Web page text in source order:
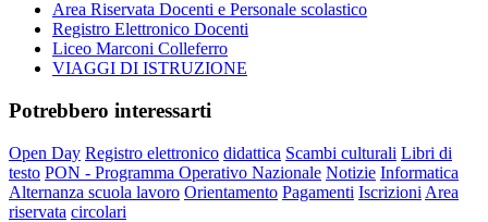
Area Riservata Docenti e Personale scolastico
Registro Elettronico Docenti
Liceo Marconi Colleferro
VIAGGI DI ISTRUZIONE
Potrebbero interessarti
Open Day Registro elettronico didattica Scambi culturali Libri di
testo PON - Programma Operativo Nazionale Notizie Informatica
Alternanza scuola lavoro Orientamento Pagamenti Iscrizioni Area
riservata circolari